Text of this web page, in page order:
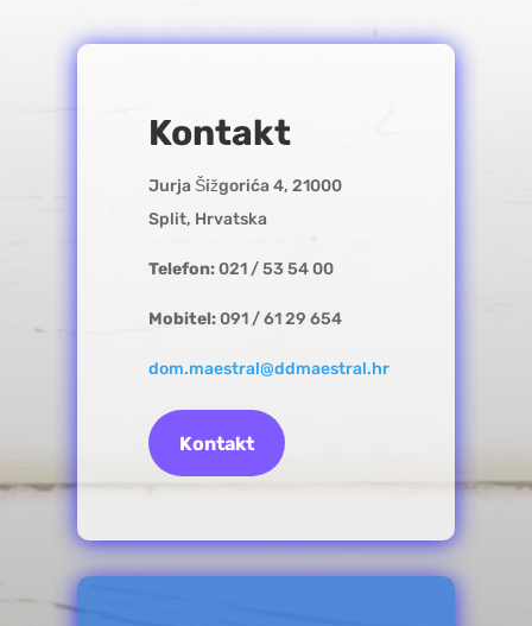
Kontakt
Jurja Šižgorića 4, 21000
Split, Hrvatska
Telefon:021 / 53 54 00
Mobitel:091 / 61 29 654
dom.maestral@ddmaestral.hr
Kontakt